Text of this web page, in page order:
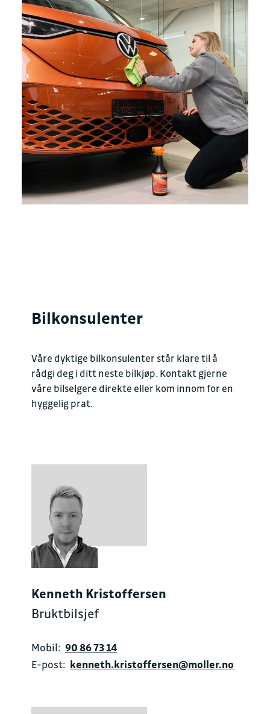
Bilkonsulenter
Våre dyktige bilkonsulenter står klare til å
rådgi deg i ditt neste bilkjøp. Kontakt gjerne
våre bilselgere direkte eller kom innom for en
hyggelig prat.
Kenneth Kristoffersen
Bruktbilsjef
Mobil: 90 86 73 14
E-post: kenneth.kristoffersen@moller.no